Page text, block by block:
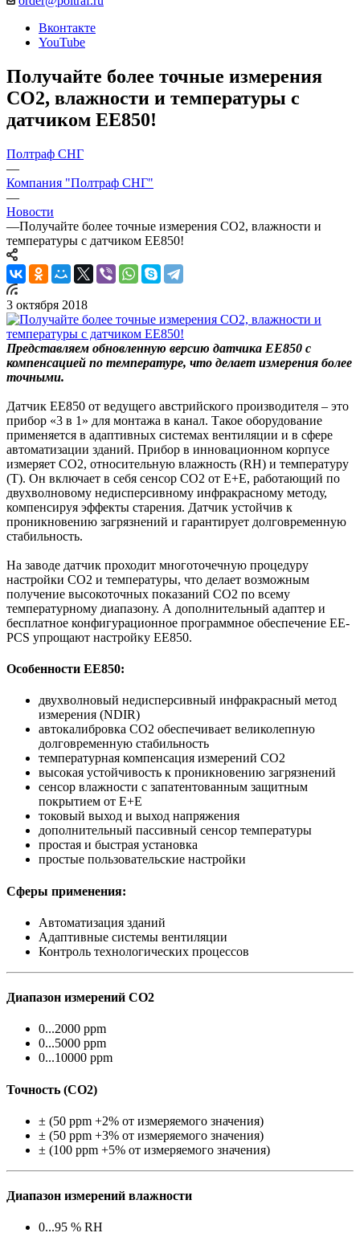
Вконтакте
YouTube
Получайте более точные измерения
CO2, влажности и температуры с
датчиком ЕЕ850!
Полтраф СНГ
—
Компания "Полтраф СНГ"
—
Новости
—Получайте более точные измерения CO2, влажности и
температуры с датчиком ЕЕ850!
3 октября 2018
Представляем обновленную версию датчика ЕЕ850 с
компенсацией по температуре, что делает измерения более
точными.
Датчик EE850 от ведущего австрийского производителя – это
прибор «3 в 1» для монтажа в канал. Такое оборудование
применяется в адаптивных системах вентиляции и в сфере
автоматизации зданий. Прибор в инновационном корпусе
измеряет CO2, относительную влажность (RH) и температуру
(T). Он включает в себя сенсор CO2 от E+E, работающий по
двухволновому недисперсивному инфракрасному методу,
компенсируя эффекты старения. Датчик устойчив к
проникновению загрязнений и гарантирует долговременную
стабильность.
На заводе датчик проходит многоточечную процедуру
настройки CO2 и температуры, что делает возможным
получение высокоточных показаний CO2 по всему
температурному диапазону. А дополнительный адаптер и
бесплатное конфигурационное программное обеспечение EE-
PCS упрощают настройку EE850.
Особенности EE850:
двухволновый недисперсивный инфракрасный метод
измерения (NDIR)
автокалибровка CO2 обеспечивает великолепную
долговременную стабильность
температурная компенсация измерений CO2
высокая устойчивость к проникновению загрязнений
сенсор влажности с запатентованным защитным
покрытием от E+E
токовый выход и выход напряжения
дополнительный пассивный сенсор температуры
простая и быстрая установка
простые пользовательские настройки
Сферы применения:
Автоматизация зданий
Адаптивные системы вентиляции
Контроль технологических процессов
Диапазон измерений СО2
0...2000 ppm
0...5000 ppm
0...10000 ppm
Точность (СО2)
± (50 ppm +2% от измеряемого значения)
± (50 ppm +3% от измеряемого значения)
± (100 ppm +5% от измеряемого значения)
Диапазон измерений влажности
0...95 % RH